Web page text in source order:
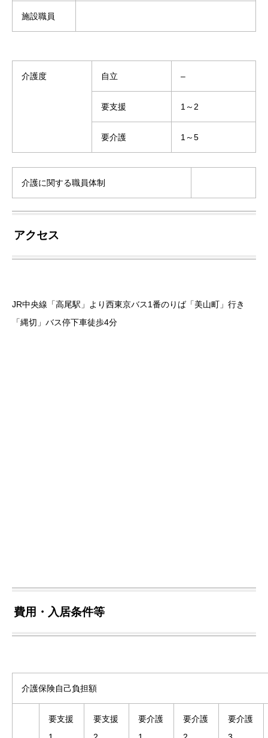
施設職員
介護度 自立 –
要支援 1～2
要介護 1～5
介護に関する職員体制
アクセス
JR中央線「高尾駅」より西東京バス1番のりば「美山町」行き
「縄切」バス停下車徒歩4分
費用・入居条件等
介護保険自己負担額
要支援
要支援
要介護
要介護
要介護